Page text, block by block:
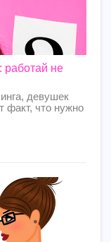
работай не
девушек
факт, что нужно